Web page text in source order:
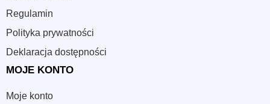
Regulamin
Polityka prywatności
Deklaracja dostępności
MOJE KONTO
Moje konto